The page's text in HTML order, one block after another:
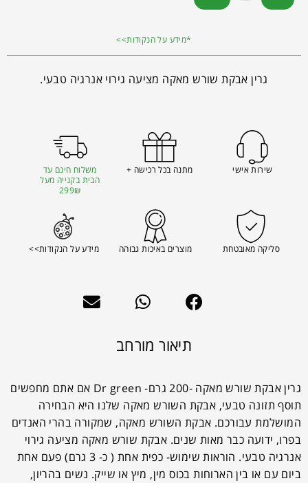
*מידע על הנקודות>>
גרין אבקת שורש מאקה מציעה גירוי אנרגיה טבעי.
שירות אישי מתנה בכל רכישה +
משלוח חינם עד
הבית בקנייה מעל
299₪
סליקה מאובטחת מוצרים באיכות גבוהה מידע על הנקודות>>
תיאור מורחב
גרין אבקת שורש מאקה -200 גרם- Dr green אם אתם מחפשים
תוסף תזונה טבעי, אבקת השורש מאקה שלנו היא הבחירה
המושלמת עבורכם. אבקת השורש מאקה, שמקורה בהרי האנדים
בפרו, ידועה כבר מאות שנים. אבקת שורש מאקה מציעה גירוי
אנרגיה טבעי. הוראות שימוש- כפית אחת ( כ- 3 גרם) פעם אחת
ביום עם או בין הארוחות בכוס מין, מיץ או שייק. נשים בהריון,